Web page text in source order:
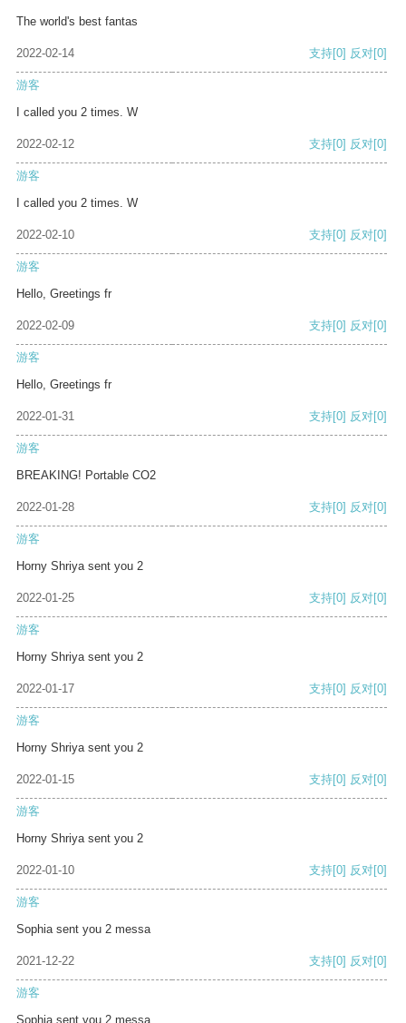
The world's best fantas
2022-02-14 支持[0] 反对[0]
游客
I called you 2 times. W
2022-02-12 支持[0] 反对[0]
游客
I called you 2 times. W
2022-02-10 支持[0] 反对[0]
游客
Hello, Greetings fr
2022-02-09 支持[0] 反对[0]
游客
Hello, Greetings fr
2022-01-31 支持[0] 反对[0]
游客
BREAKING! Portable CO2
2022-01-28 支持[0] 反对[0]
游客
Horny Shriya sent you 2
2022-01-25 支持[0] 反对[0]
游客
Horny Shriya sent you 2
2022-01-17 支持[0] 反对[0]
游客
Horny Shriya sent you 2
2022-01-15 支持[0] 反对[0]
游客
Horny Shriya sent you 2
2022-01-10 支持[0] 反对[0]
游客
Sophia sent you 2 messa
2021-12-22 支持[0] 反对[0]
游客
Sophia sent you 2 messa